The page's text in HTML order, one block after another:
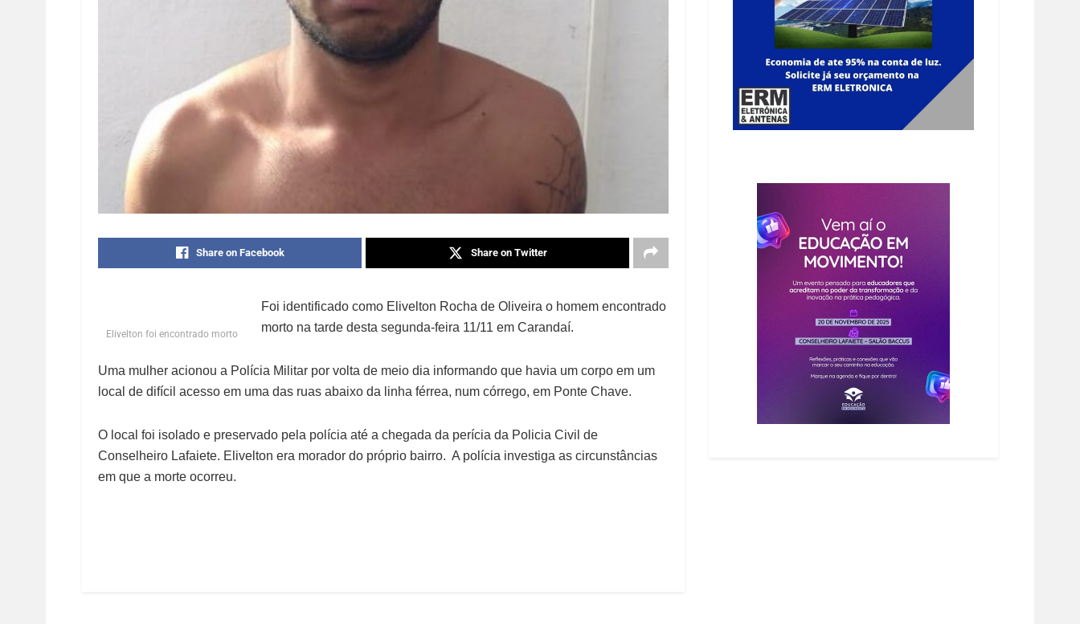
Share on Facebook Share on Twitter
Elivelton foi encontrado morto
Foi identificado como Elivelton Rocha de Oliveira o homem encontrado
morto na tarde desta segunda-feira 11/11 em Carandaí.
Uma mulher acionou a Polícia Militar por volta de meio dia informando que havia um corpo em um
local de difícil acesso em uma das ruas abaixo da linha férrea, num córrego, em Ponte Chave.
O local foi isolado e preservado pela polícia até a chegada da perícia da Policia Civil de
Conselheiro Lafaiete. Elivelton era morador do próprio bairro. A polícia investiga as circunstâncias
em que a morte ocorreu.